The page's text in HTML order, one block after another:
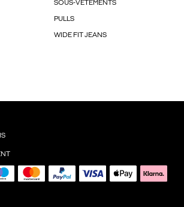
SOUS-VÊTEMENTS
PULLS
WIDE FIT JEANS